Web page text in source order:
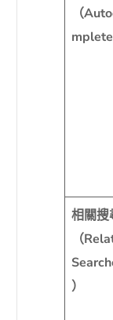
（
mplete
相關搜
（
）